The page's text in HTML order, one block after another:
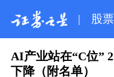
| 股票
AI产业站在“C位”
下降（附名单）